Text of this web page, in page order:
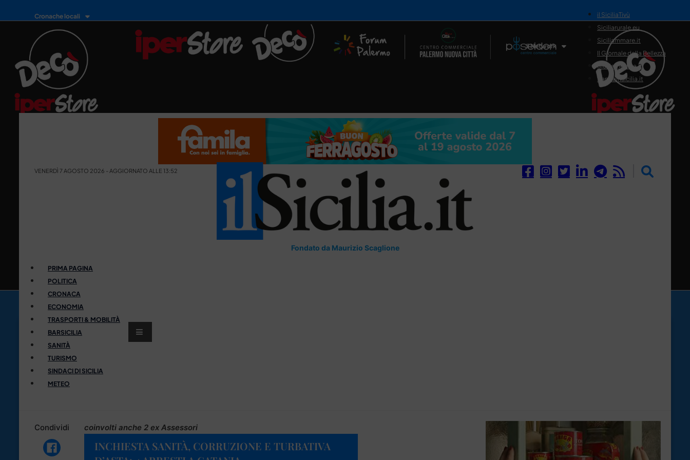
Cronache locali
Il Network
il SiciliaTivù
Siciliarurale.eu
Siciliammare.it
Il Giornale della Bellezza
Siciliamedica.it
Sanitainsicilia.it
VENERDÌ 7 AGOSTO 2026 - AGGIORNATO ALLE 13:52
Fondato da Maurizio Scaglione
PRIMA PAGINA
POLITICA
CRONACA
ECONOMIA
TRASPORTI & MOBILITÀ
BARSICILIA
SANITÀ
TURISMO
SINDACI DI SICILIA
METEO
Condividi coinvolti anche 2 ex Assessori
INCHIESTA SANITÀ, CORRUZIONE E TURBATIVA